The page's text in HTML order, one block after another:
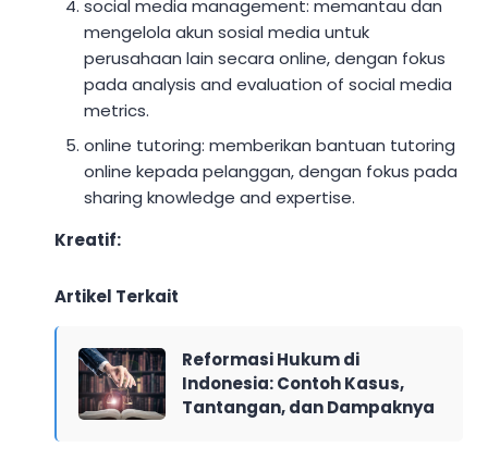
social media management: memantau dan
mengelola akun sosial media untuk
perusahaan lain secara online, dengan fokus
pada analysis and evaluation of social media
metrics.
online tutoring: memberikan bantuan tutoring
online kepada pelanggan, dengan fokus pada
sharing knowledge and expertise.
Kreatif:
Artikel Terkait
Reformasi Hukum di
Indonesia: Contoh Kasus,
Tantangan, dan Dampaknya